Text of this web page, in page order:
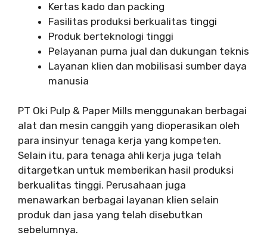
Kertas kado dan packing
Fasilitas produksi berkualitas tinggi
Produk berteknologi tinggi
Pelayanan purna jual dan dukungan teknis
Layanan klien dan mobilisasi sumber daya
manusia
PT Oki Pulp & Paper Mills menggunakan berbagai
alat dan mesin canggih yang dioperasikan oleh
para insinyur tenaga kerja yang kompeten.
Selain itu, para tenaga ahli kerja juga telah
ditargetkan untuk memberikan hasil produksi
berkualitas tinggi. Perusahaan juga
menawarkan berbagai layanan klien selain
produk dan jasa yang telah disebutkan
sebelumnya.